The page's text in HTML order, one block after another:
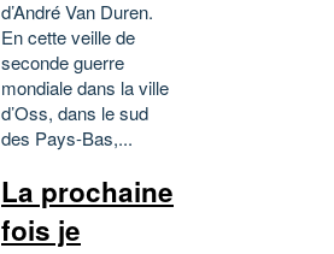
d’André Van Duren.
En cette veille de
seconde guerre
mondiale dans la ville
d’Oss, dans le sud
des Pays-Bas,...
La prochaine
fois je